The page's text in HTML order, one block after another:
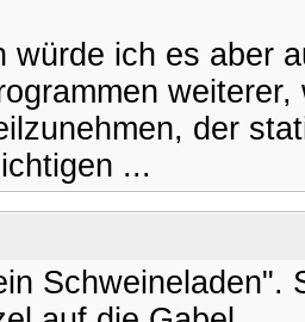
würde ich es aber
der
...
Schweineladen".